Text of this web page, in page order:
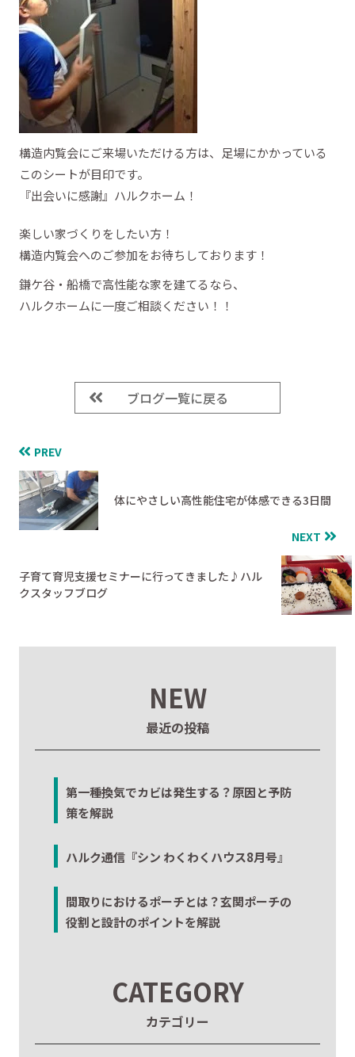
構造内覧会にご来場いただける方は、足場にかかっている
このシートが目印です。
『出会いに感謝』ハルクホーム！
楽しい家づくりをしたい方！
構造内覧会へのご参加をお待ちしております！
鎌ケ谷・船橋で高性能な家を建てるなら、
ハルクホームに一度ご相談ください！！
ブログ一覧に戻る
PREV
体にやさしい高性能住宅が体感できる3日間
NEXT
子育て育児支援セミナーに行ってきました♪ハル
クスタッフブログ
NEW
最近の投稿
第一種換気でカビは発生する？原因と予防
策を解説
ハルク通信『シン わくわくハウス8月号』
間取りにおけるポーチとは？玄関ポーチの
役割と設計のポイントを解説
CATEGORY
カテゴリー